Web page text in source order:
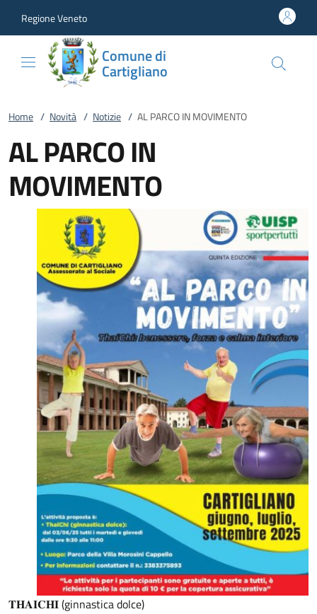
Regione Veneto
Comune di
Cartigliano
Home / Novità / Notizie / AL PARCO IN MOVIMENTO
AL PARCO IN
MOVIMENTO
𝐓𝐇𝐀𝐈𝐂𝐇𝐈 (ginnastica dolce)